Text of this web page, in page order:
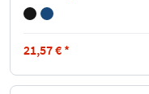
21,57€ *